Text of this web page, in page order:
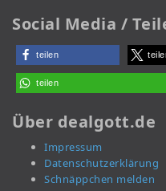
Social Media /
teilen
teilen
Über dealgott.de
Impressum
Datenschutzerklärung
Schnäppchen melden